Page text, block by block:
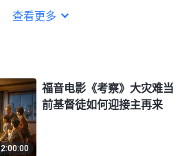
查看更多
2:00:00
福音电影《考察》大灾难当
前基督徒如何迎接主再来